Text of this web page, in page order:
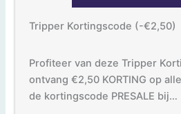
Tripper Kortingscode (-€2,50)
Profiteer van deze Tripper
ontvang €2,50 KORTING op
de kortingscode PRESALE bij…